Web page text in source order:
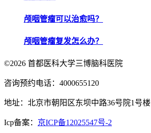
颅咽管瘤可以治愈吗？
颅咽管瘤复发怎么办？
©2026 首都医科大学三博脑科医院
咨询预约电话：4000655120
地址：北京市朝阳区东坝中路36号院1号楼
Icp备案： 京ICP备12025547号-2